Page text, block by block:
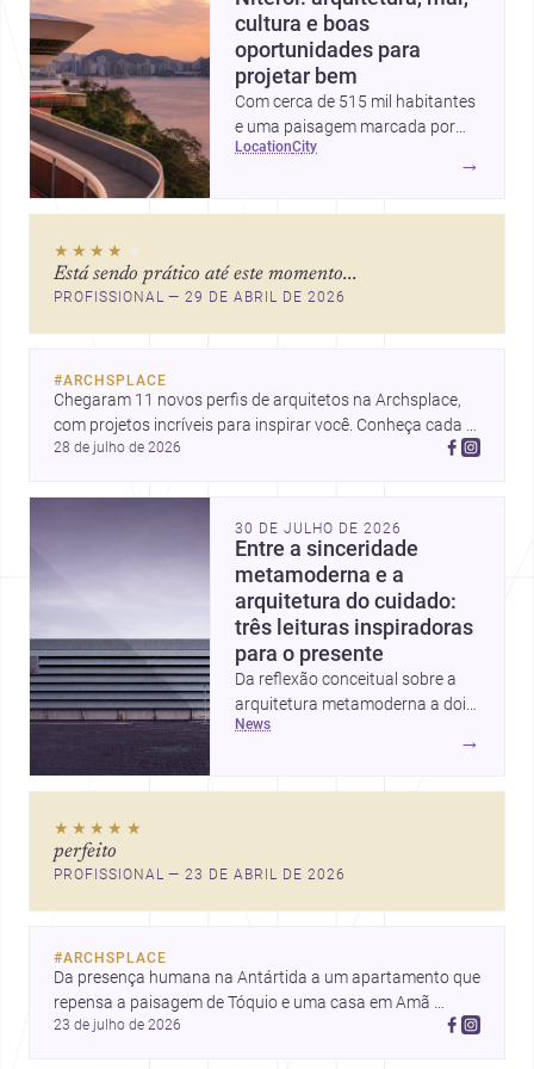
cultura e boas
oportunidades para
projetar bem
Com cerca de 515 mil habitantes
e uma paisagem marcada por
ícones como o Museu de Arte
mercado interessante para quem
quer construir, reformar ou
location city
→
★★★★ ★
Está sendo prático até este momento...
PROFISSIONAL — 29 DE ABRIL DE 2026
#ARCHSPLACE
Chegaram 11 novos perfis de arquitetos na Archsplace,
com projetos incríveis para inspirar você. Conheça cada
perfil e descubra novas ideias para seus próximos
28 de julho de 2026
30 DE JULHO DE 2026
Entre a sinceridade
metamoderna e a
arquitetura do cuidado:
três leituras inspiradoras
para o presente
Da reflexão conceitual sobre a
arquitetura metamoderna a dois
projetos que colocam escala
humana, bem-estar e experiência
pensar forma, uso e emoção
news
→
★★★★★
perfeito
PROFISSIONAL — 23 DE ABRIL DE 2026
#ARCHSPLACE
Da presença humana na Antártida a um apartamento que
repensa a paisagem de Tóquio e uma casa em Amã
integrada ao terreno. Descubra mais inspirações, projetos
23 de julho de 2026